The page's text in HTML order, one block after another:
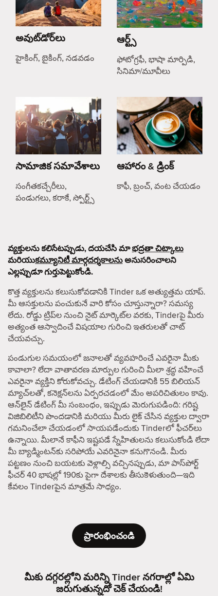
అవుట్‌డోర్‌లు
హైకింగ్, బైకింగ్, నడవడం
ఆర్ట్స్
ఫోటోగ్రఫీ, భాషా మార్పిడి,
సినిమా/మూవీలు
సామాజిక సమావేశాలు
సంగీతకచ్చేరీలు,
పండుగలు, కరాకే, స్పోర్ట్స్
ఆహారం & డ్రింక్
కాఫీ, బ్రంచ్, వంట చేయడం
వ్యక్తులను కలిసేటప్పుడు, దయచేసి మాభద్రతా చిట్కాలు
మరియుకమ్యూనిటీ మార్గదర్శకాలనుఅనుసరించాలని
ఎల్లప్పుడూ గుర్తుపెట్టుకోండి.
కొత్త వ్యక్తులను కలుసుకోవడానికి Tinder ఒక అత్యుత్తమ యాప్.
మీ ఆసక్తులను పంచుకునే వారి కోసం చూస్తున్నారా? సమస్య
లేదు. రోడ్డు ట్రిప్‌ల నుంచి నైట్ మార్కెట్‌ల వరకు, Tinderపై మీరు
అత్యంత ఆస్వాదించే విషయాల గురించి ఇతరులతో చాట్
చేయవచ్చు.
పండుగుల సమయంలో జనాలతో వ్యవహరించే ఎవరైనా మీకు
కావాలా? లేదా వాతావరణ మార్పుల గురించి మీలా శ్రద్ధ వహించే
ఎవరైనా వ్యక్తిని కోరుకోవచ్చు. డేటింగ్ చేయడానికి 55 బిలియన్
మ్యాచ్‌లతో, కనెక్షన్‌లను ఏర్పరచడంలో మేం అపరిచితులం కావు.
ఆన్‌లైన్ డేటింగ్ మీ సంబంధం, ఇప్పుడు మెరుగుపడింది: గరిష్ట
విజిబిలిటీని పొందడానికి మరియు మీరు లైక్ చేసిన వ్యక్తుల ద్వారా
గమనించేలా చేయడంలో సాయపడేందుకు Tinderలో ఫీచర్‌లు
ఉన్నాయి. మీలానే కాఫీని ఇష్టపడే స్నేహితులను కలుసుకోండి లేదా
మీ బ్యాడ్మింటన్‌కు సరిపోయే ఎవరినైనా కనుగొనండి. మీరు
పట్టణం నుంచి బయటకు వెళ్లాల్సి వచ్చినప్పుడు, మా పాస్‌పోర్ట్
ఫీచర్ 40 భాషల్లో 190కు పైగా దేశాలకు తీసుకెళుతుంది—ఇది
కేవలం Tinderపైన మాత్రమే సాధ్యం.
ప్రారంభించండి
మీకు దగ్గరల్లోని మరిన్ని Tinder నగరాల్లో ఏమి
జరుగుతున్నదో చెక్ చేయండి!